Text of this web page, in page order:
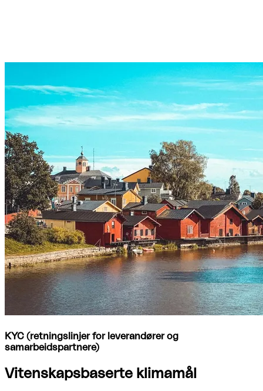
KYC (retningslinjer for leverandører og
samarbeidspartnere)
Vitenskapsbaserte klimamål